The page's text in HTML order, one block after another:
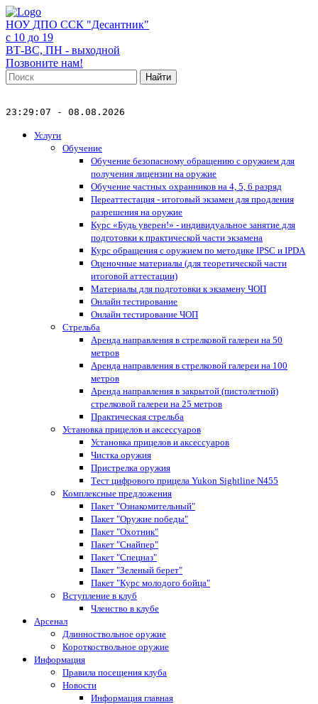
НОУ ДПО ССК "Десантник"
с 10 до 19
ВТ-ВС, ПН - выходной
Позвоните нам!
Найти
23:29:07 - 08.08.2026
Услуги
Обучение
Обучение безопасному обращению с оружием для
получения лицензии на оружие
Обучение частных охранников на 4, 5, 6 разряд
Переаттестация - итоговый экзамен для продления
разрешения на оружие
Курс «Будь уверен!» - индивидуальное занятие для
подготовки к практической части экзамена
Курс обращения с оружием по методике IPSC и IPDA
Оценочные материалы (для теоретической части
итоговой аттестации)
Материалы для подготовки к экзамену ЧОП
Онлайн тестирование
Онлайн тестирование ЧОП
Стрельба
Аренда направления в стрелковой галереи на 50
метров
Аренда направления в стрелковой галереи на 100
метров
Аренда направления в закрытой (пистолетной)
стрелковой галереи на 25 метров
Практическая стрельба
Установка прицелов и аксессуаров
Установка прицелов и аксессуаров
Чистка оружия
Пристрелка оружия
Тест цифрового прицела Yukon Sightline N455
Комплексные предложения
Пакет "Ознакомительный"
Пакет "Оружие победы"
Пакет "Охотник"
Пакет "Снайпер"
Пакет "Спецназ"
Пакет "Зеленый берет"
Пакет "Курс молодого бойца"
Вступление в клуб
Членство в клубе
Арсенал
Длинноствольное оружие
Короткоствольное оружие
Информация
Правила посещения клуба
Новости
Информация главная